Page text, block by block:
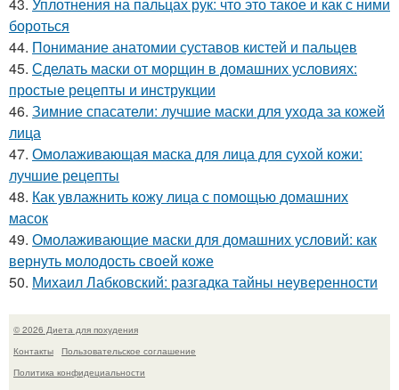
бороться
44. Понимание анатомии суставов кистей и пальцев
45. Сделать маски от морщин в домашних условиях:
простые рецепты и инструкции
46. Зимние спасатели: лучшие маски для ухода за кожей
лица
47. Омолаживающая маска для лица для сухой кожи:
лучшие рецепты
48. Как увлажнить кожу лица с помощью домашних
масок
49. Омолаживающие маски для домашних условий: как
вернуть молодость своей коже
50. Михаил Лабковский: разгадка тайны неуверенности
© 2026 Диета для похудения
Контакты
Пользовательское соглашение
Политика конфидециальности